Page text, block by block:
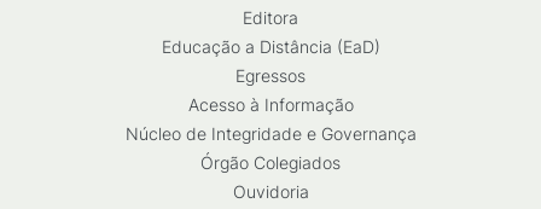
Editora
Educação a Distância (EaD)
Egressos
Acesso à Informação
Núcleo de Integridade e Governança
Órgão Colegiados
Ouvidoria